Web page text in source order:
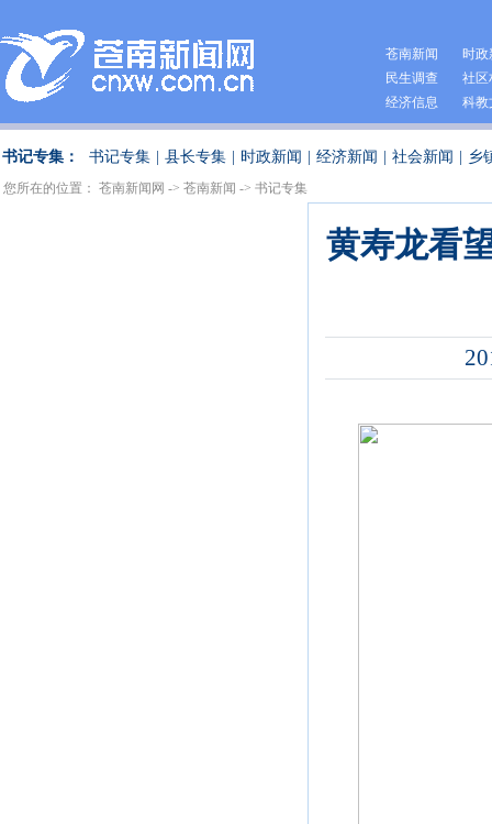
苍南新闻
时政
民生调查
社区
经济信息
科教
书记专集： 书记专集 县长专集 时政新闻 经济新闻 社会新闻 乡
您所在的位置： 苍南新闻网 -> 苍南新闻 -> 书记专集
黄寿龙看